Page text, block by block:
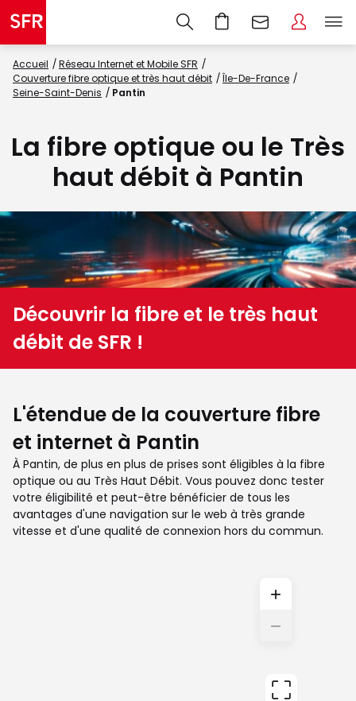
Accueil
Réseau Internet et Mobile SFR
Couverture fibre optique et très haut débit
Île-De-France
Seine-Saint-Denis
Pantin
La fibre optique ou le Très
haut débit à Pantin
Découvrir la fibre et le très haut
débit de SFR !
L'étendue de la couverture fibre
et internet à Pantin
À Pantin, de plus en plus de prises sont éligibles à la fibre
optique ou au Très Haut Débit. Vous pouvez donc tester
votre éligibilité et peut-être bénéficier de tous les
avantages d'une navigation sur le web à très grande
vitesse et d'une qualité de connexion hors du commun.
+
−